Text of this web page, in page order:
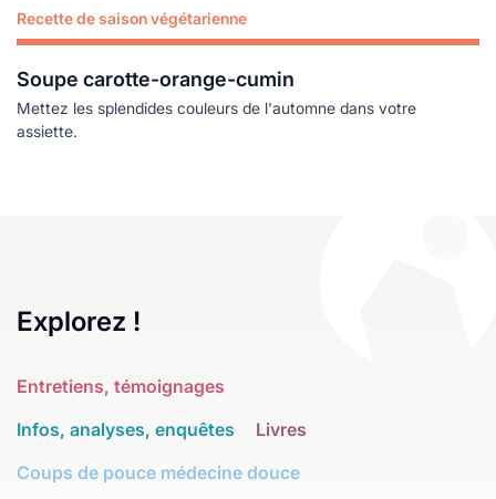
Recette de saison végétarienne
Soupe carotte-orange-cumin
Mettez les splendides couleurs de l'automne dans votre
assiette.
Lire plus
Explorez !
Entretiens, témoignages
Infos, analyses, enquêtes
Livres
Coups de pouce médecine douce